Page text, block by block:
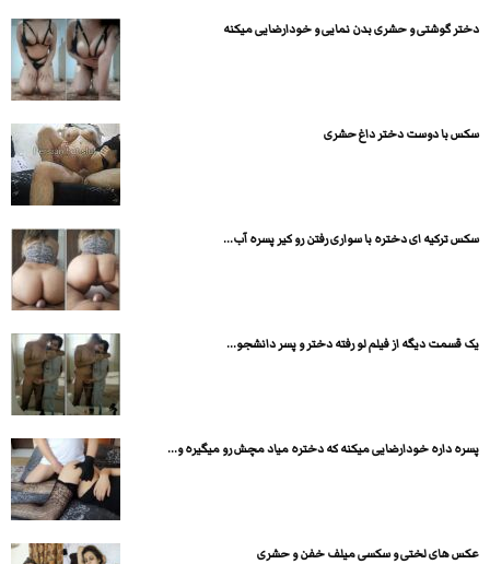
دختر گوشتی و حشری بدن نمایی و خودارضایی میکنه
سکس با دوست دختر داغ حشری
سکس ترکیه ای دختره با سواری رفتن رو کیر پسره آب...
یک قسمت دیگه از فیلم لو رفته دختر و پسر دانشجو...
پسره داره خودارضایی میکنه که دختره میاد مچش رو میگیره و...
عکس های لختی و سکسی میلف خفن و حشری